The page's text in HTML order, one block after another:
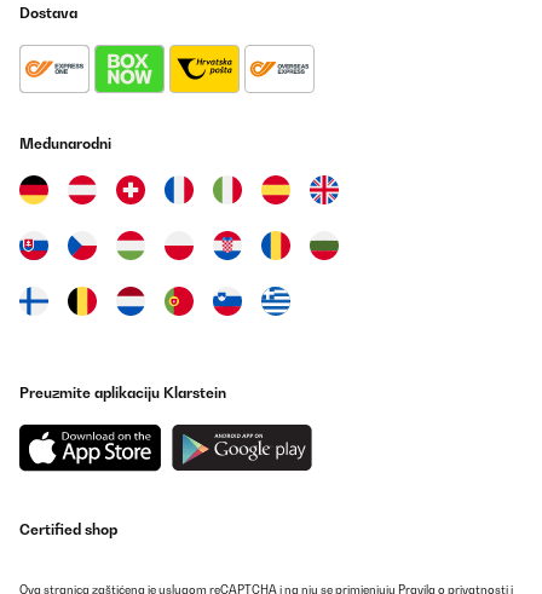
Dostava
Međunarodni
Preuzmite aplikaciju Klarstein
Certified shop
Ova stranica zaštićena je uslugom reCAPTCHA i na nju se primjenjuju Pravila o privatnostii